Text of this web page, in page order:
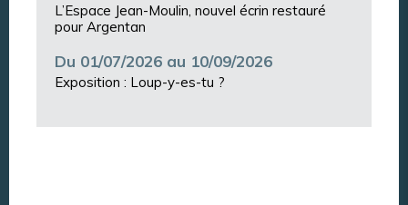
L’Espace Jean-Moulin, nouvel écrin restauré
pour Argentan
Du 01/07/2026 au 10/09/2026
Exposition : Loup-y-es-tu ?